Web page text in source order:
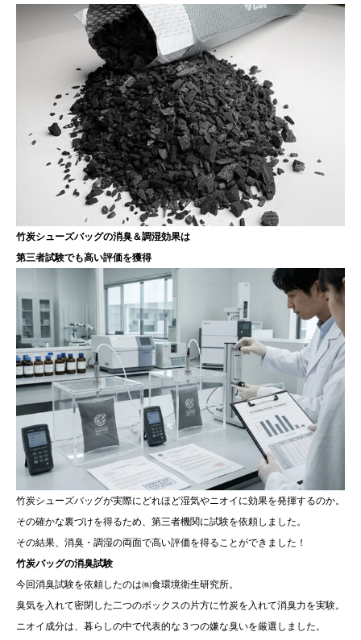
竹炭シューズバッグの消臭＆調湿効果は
第三者試験でも高い評価を獲得
竹炭シューズバッグが実際にどれほど湿気やニオイに効果を発揮するのか。
その確かな裏づけを得るため、第三者機関に試験を依頼しました。
その結果、消臭・調湿の両面で高い評価を得ることができました！
竹炭バッグの消臭試験
今回消臭試験を依頼したのは㈱食環境衛生研究所。
臭気を入れて密閉した二つのボックスの片方に竹炭を入れて消臭力を実験。
ニオイ成分は、暮らしの中で代表的な３つの嫌な臭いを厳選しました。